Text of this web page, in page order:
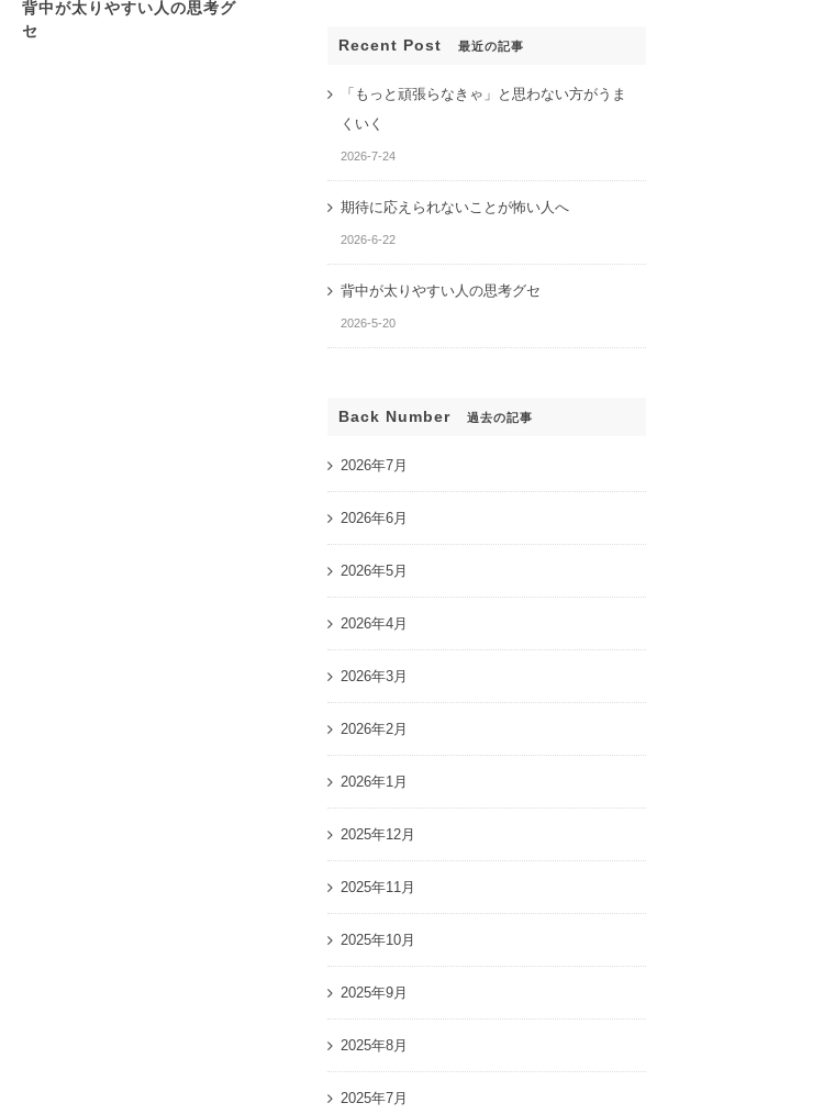
背中が太りやすい人の思考グ
セ
Recent Post
最近の記事
「もっと頑張らなきゃ」と思わない方がうま
くいく
2026-7-24
期待に応えられないことが怖い人へ
2026-6-22
背中が太りやすい人の思考グセ
2026-5-20
Back Number 過去の記事
2026年7月
2026年6月
2026年5月
2026年4月
2026年3月
2026年2月
2026年1月
2025年12月
2025年11月
2025年10月
2025年9月
2025年8月
2025年7月